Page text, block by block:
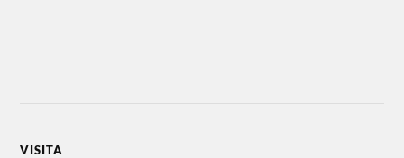
VISITA